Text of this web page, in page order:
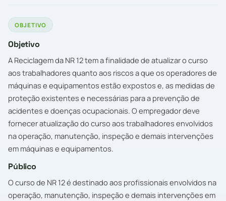
OBJETIVO
Objetivo
A Reciclagem da NR 12 tem a finalidade de atualizar o curso
aos trabalhadores quanto aos riscos a que os operadores de
máquinas e equipamentos estão expostos e, as medidas de
proteção existentes e necessárias para a prevenção de
acidentes e doenças ocupacionais. O empregador deve
fornecer atualização do curso aos trabalhadores envolvidos
na operação, manutenção, inspeção e demais intervenções
em máquinas e equipamentos.
Público
O curso de NR 12 é destinado aos profissionais envolvidos na
operação, manutenção, inspeção e demais intervenções em